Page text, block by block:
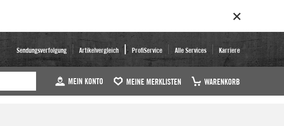
Sendungsverfolgung Artikelvergleich ProfiService Alle Services Karriere
MEIN KONTO MEINE MERKLISTEN WARENKORB